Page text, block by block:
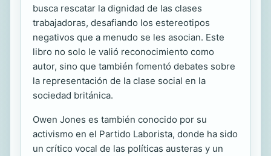
busca rescatar la dignidad de las clases
trabajadoras, desafiando los estereotipos
negativos que a menudo se les asocian. Este
libro no solo le valió reconocimiento como
autor, sino que también fomentó debates sobre
la representación de la clase social en la
sociedad británica.
Owen Jones es también conocido por su
activismo en el Partido Laborista, donde ha sido
un crítico vocal de las políticas austeras y un